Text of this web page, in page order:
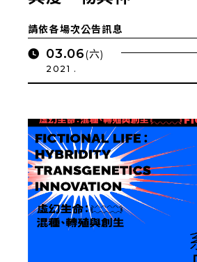
請依各場次公告訊息
03.06(六)
2021 .